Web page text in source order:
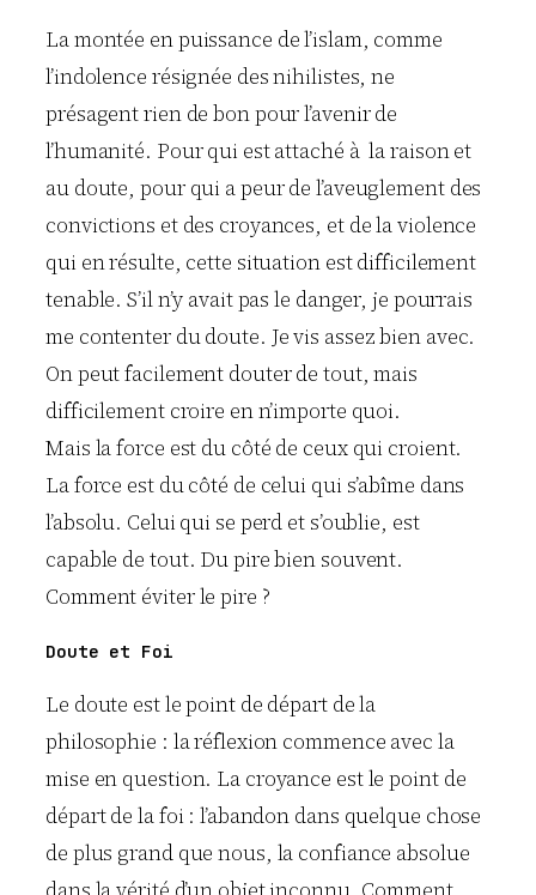
La montée en puissance de l’islam, comme
l’indolence résignée des nihilistes, ne
présagent rien de bon pour l’avenir de
l’humanité. Pour qui est attaché à la raison et
au doute, pour qui a peur de l’aveuglement des
convictions et des croyances, et de la violence
qui en résulte, cette situation est difficilement
tenable. S’il n’y avait pas le danger, je pourrais
me contenter du doute. Je vis assez bien avec.
On peut facilement douter de tout, mais
difficilement croire en n’importe quoi.
Mais la force est du côté de ceux qui croient.
La force est du côté de celui qui s’abîme dans
l’absolu. Celui qui se perd et s’oublie, est
capable de tout. Du pire bien souvent.
Comment éviter le pire ?
Doute et Foi
Le doute est le point de départ de la
philosophie : la réflexion commence avec la
mise en question. La croyance est le point de
départ de la foi : l’abandon dans quelque chose
de plus grand que nous, la confiance absolue